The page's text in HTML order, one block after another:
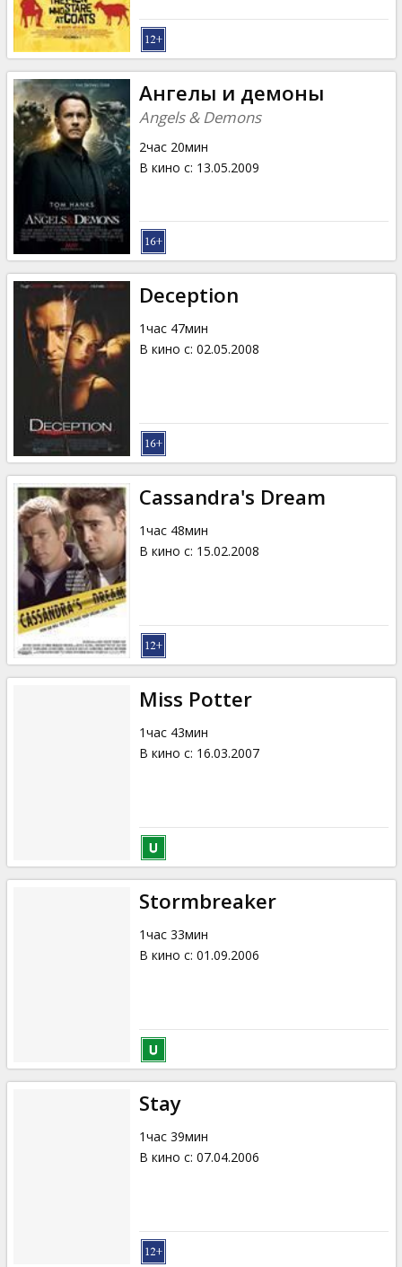
Ангелы и демоны
Angels & Demons
2час 20мин
В кино с: 13.05.2009
Deception
1час 47мин
В кино с: 02.05.2008
Cassandra's Dream
1час 48мин
В кино с: 15.02.2008
Miss Potter
1час 43мин
В кино с: 16.03.2007
Stormbreaker
1час 33мин
В кино с: 01.09.2006
Stay
1час 39мин
В кино с: 07.04.2006